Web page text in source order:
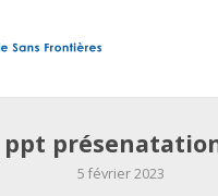
ppt
5 février 2023